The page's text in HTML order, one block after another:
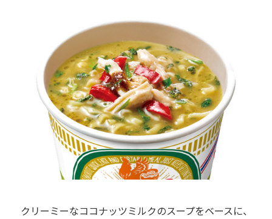
クリーミーなココナッツミルクのスープをベースに、